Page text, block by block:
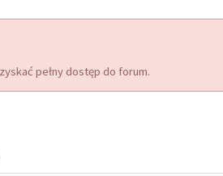
pełny dostęp do forum.